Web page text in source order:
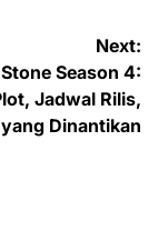
Next:
Season 4:
Jadwal Rilis,
Dinantikan